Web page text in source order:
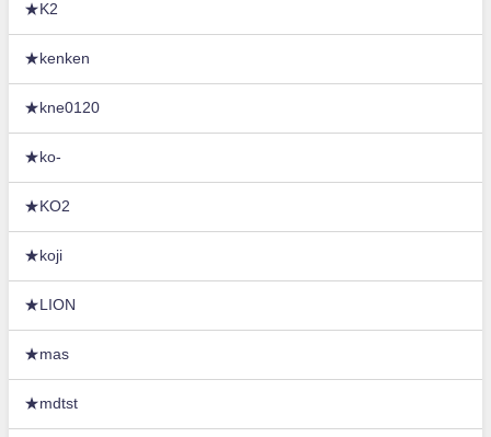
★K2
★kenken
★kne0120
★ko-
★KO2
★koji
★LION
★mas
★mdtst